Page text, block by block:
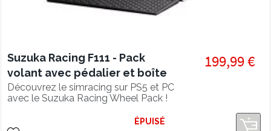
Suzuka Racing F111 - Pack
volant avec pédalier et boîte
de vitesse, PS5, PC
Découvrez le simracing sur PS5 et PC
avec le Suzuka Racing Wheel Pack !
199,99 €
ÉPUISÉ